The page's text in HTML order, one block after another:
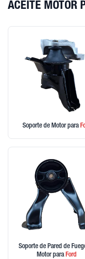
ACEITE MOTOR
Soporte de Motor para
Soporte de Pared de
Motor paraFord